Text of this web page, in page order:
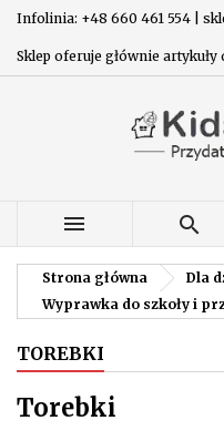
Infolinia: +48 660 461 554 |
Sklep oferuje głównie
 
Strona główna
Dla
Wyprawka do szkoły i
TOREBKI
Torebki